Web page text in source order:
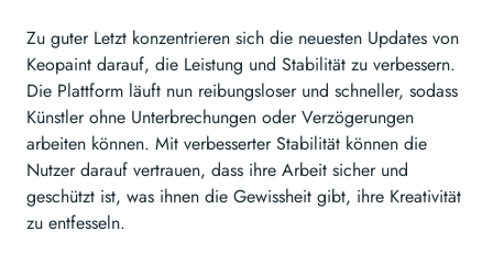
Zu guter Letzt konzentrieren sich die neuesten Updates von
Keopaint darauf, die Leistung und Stabilität zu verbessern.
Die Plattform läuft nun reibungsloser und schneller, sodass
Künstler ohne Unterbrechungen oder Verzögerungen
arbeiten können. Mit verbesserter Stabilität können die
Nutzer darauf vertrauen, dass ihre Arbeit sicher und
geschützt ist, was ihnen die Gewissheit gibt, ihre Kreativität
zu entfesseln.